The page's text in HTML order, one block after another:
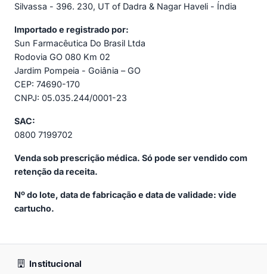
Silvassa - 396. 230, UT of Dadra & Nagar Haveli - Índia
Importado e registrado por:
Sun Farmacêutica Do Brasil Ltda
Rodovia GO 080 Km 02
Jardim Pompeia - Goiânia – GO
CEP: 74690-170
CNPJ: 05.035.244/0001-23
SAC:
0800 7199702
Venda sob prescrição médica. Só pode ser vendido com
retenção da receita.
Nº do lote, data de fabricação e data de validade: vide
cartucho.
Institucional